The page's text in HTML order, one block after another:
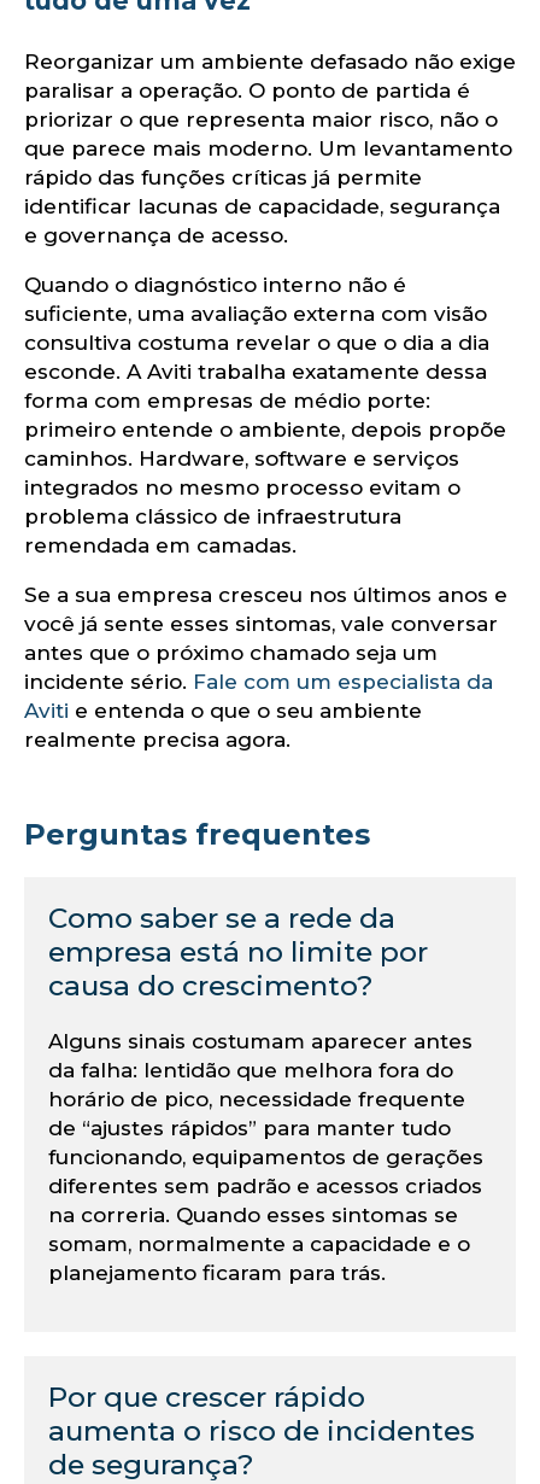
Reorganizar um ambiente defasado não exige
paralisar a operação. O ponto de partida é
priorizar o que representa maior risco, não o
que parece mais moderno. Um levantamento
rápido das funções críticas já permite
identificar lacunas de capacidade, segurança
e governança de acesso.
Quando o diagnóstico interno não é
suficiente, uma avaliação externa com visão
consultiva costuma revelar o que o dia a dia
esconde. A Aviti trabalha exatamente dessa
forma com empresas de médio porte:
primeiro entende o ambiente, depois propõe
caminhos. Hardware, software e serviços
integrados no mesmo processo evitam o
problema clássico de infraestrutura
remendada em camadas.
Se a sua empresa cresceu nos últimos anos e
você já sente esses sintomas, vale conversar
antes que o próximo chamado seja um
incidente sério. Fale com um especialista da
Aviti e entenda o que o seu ambiente
realmente precisa agora.
Perguntas frequentes
Como saber se a rede da
empresa está no limite por
causa do crescimento?
Alguns sinais costumam aparecer antes
da falha: lentidão que melhora fora do
horário de pico, necessidade frequente
de “ajustes rápidos” para manter tudo
funcionando, equipamentos de gerações
diferentes sem padrão e acessos criados
na correria. Quando esses sintomas se
somam, normalmente a capacidade e o
planejamento ficaram para trás.
Por que crescer rápido
aumenta o risco de incidentes
de segurança?